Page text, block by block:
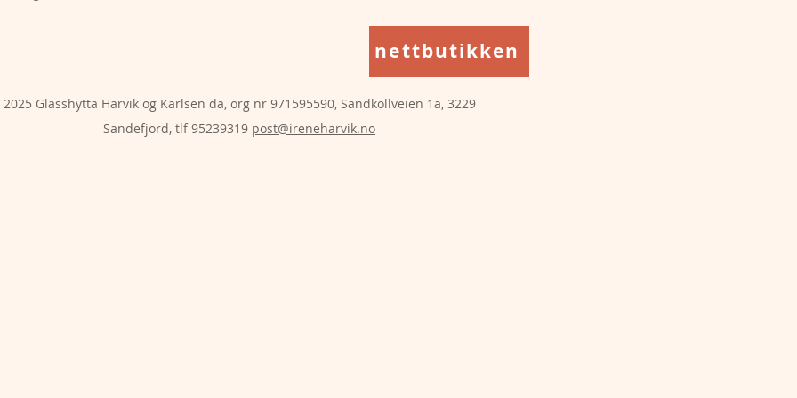
nettbutikken
2025 Glasshytta Harvik og Karlsen da, org nr 971595590, Sandkollveien 1a, 3229
Sandefjord, tlf 95239319 post@ireneharvik.no